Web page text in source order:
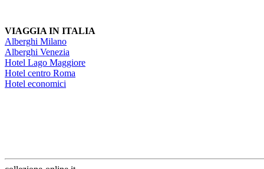
VIAGGIA IN ITALIA
Alberghi Milano
Alberghi Venezia
Hotel Lago Maggiore
Hotel centro Roma
Hotel economici